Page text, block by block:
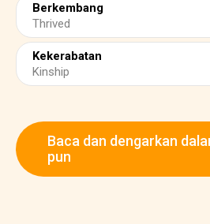
Berkembang
Thrived
Kekerabatan
Kinship
Baca dan dengarkan
pun